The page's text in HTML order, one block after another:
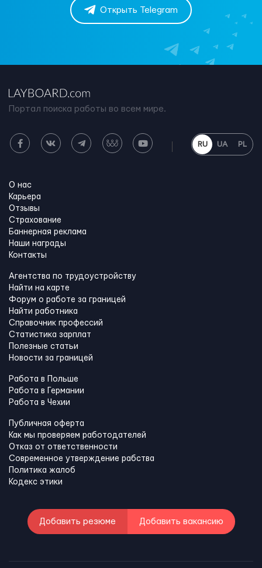
Открыть Telegram
Портал поиска работы во всем мире.
RU UA PL
О нас
Карьера
Отзывы
Страхование
Баннерная реклама
Наши награды
Контакты
Агентства по трудоустройству
Найти на карте
Форум о работе за границей
Найти работника
Справочник профессий
Статистика зарплат
Полезные статьи
Новости за границей
Работа в Польше
Работа в Германии
Работа в Чехии
Публичная оферта
Как мы проверяем работодателей
Отказ от ответственности
Современное утверждение рабства
Политика жалоб
Кодекс этики
Добавить резюме Добавить вакансию